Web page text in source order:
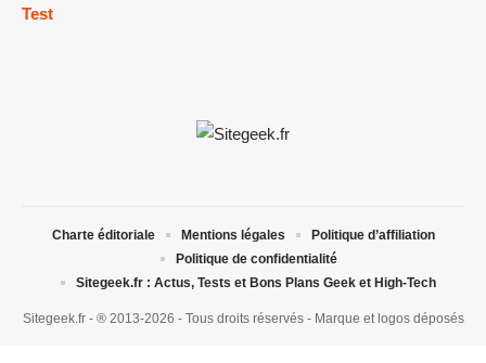
Test
Sitegeek.fr - ® 2013-2026 - Tous droits réservés - Marque et logos déposés
Charte éditoriale Mentions légales
Politique d’affiliation
Politique de confidentialité
Sitegeek.fr : Actus, Tests et Bons Plans Geek et High-Tech